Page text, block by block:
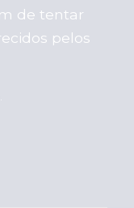
de tentar
pelos